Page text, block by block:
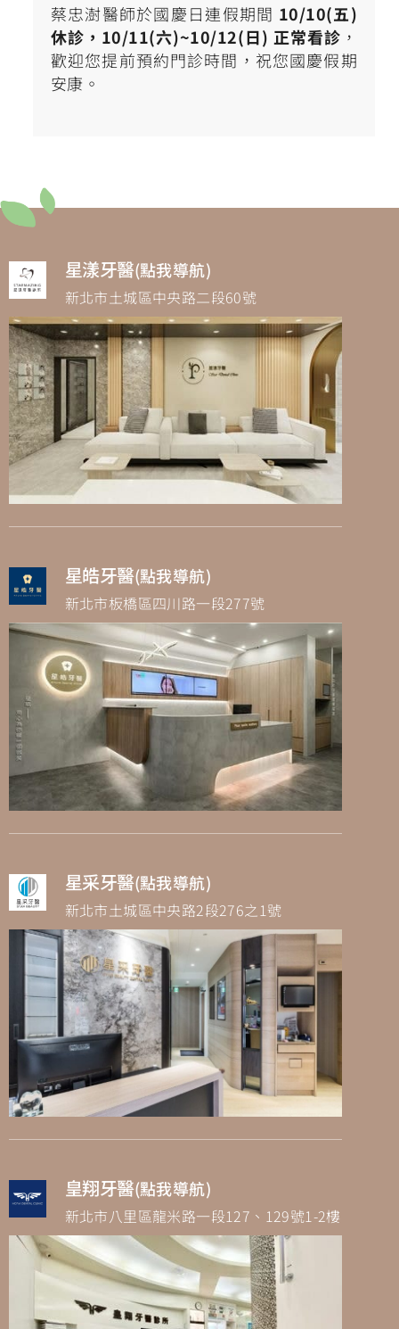
蔡忠澍醫師於國慶日連假期間 10/10(五)
休診，10/11(六)~10/12(日) 正常看診 ，
歡迎您提前預約門診時間，祝您國慶假期
安康。
星漾牙醫(點我導航)
新北市土城區中央路二段60號
星皓牙醫(點我導航)
新北市板橋區四川路一段277號
星采牙醫(點我導航)
新北市土城區中央路2段276之1號
皇翔牙醫(點我導航)
新北市八里區龍米路一段127、129號1-2樓